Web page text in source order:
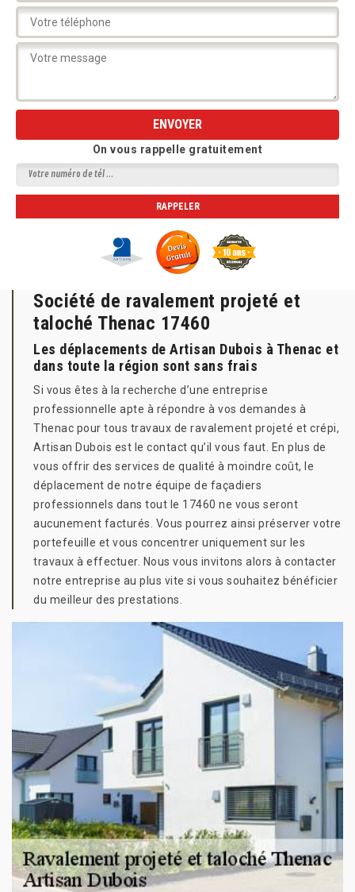
On vous rappelle gratuitement
Société de ravalement projeté et
taloché Thenac 17460
Les déplacements de Artisan Dubois à Thenac et
dans toute la région sont sans frais
Si vous êtes à la recherche d’une entreprise
professionnelle apte à répondre à vos demandes à
Thenac pour tous travaux de ravalement projeté et crépi,
Artisan Dubois est le contact qu’il vous faut. En plus de
vous offrir des services de qualité à moindre coût, le
déplacement de notre équipe de façadiers
professionnels dans tout le 17460 ne vous seront
aucunement facturés. Vous pourrez ainsi préserver votre
portefeuille et vous concentrer uniquement sur les
travaux à effectuer. Nous vous invitons alors à contacter
notre entreprise au plus vite si vous souhaitez bénéficier
du meilleur des prestations.